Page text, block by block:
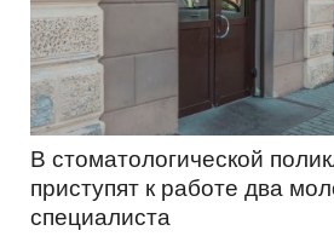
В стоматологической
приступят к работе два
специалиста